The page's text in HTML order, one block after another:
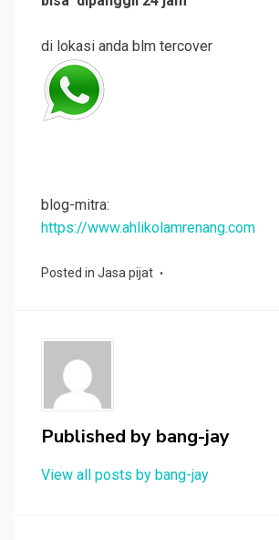
di lokasi anda blm tercover
blog-mitra:
https://www.ahlikolamrenang.com
Posted in Jasa pijat
Published by bang-jay
View all posts by bang-jay